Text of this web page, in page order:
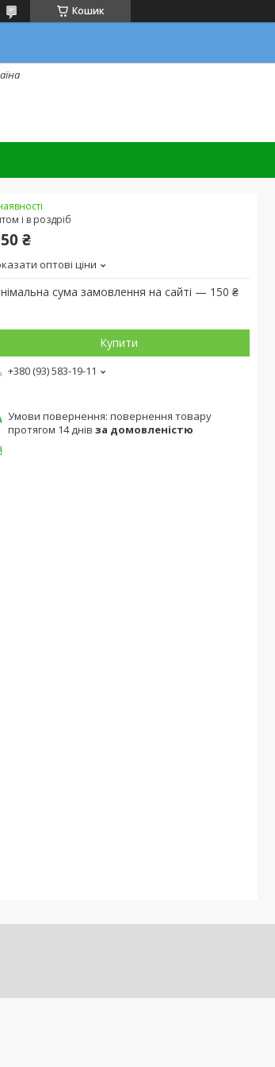
Кошик
і в роздріб
₴
оптові ціни
сума замовлення на сайті — 150 ₴
Купити
+380 (93) 583-19-11
повернення товару
протягом 14 днів за домовленістю